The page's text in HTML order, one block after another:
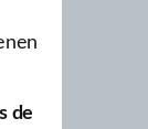
de